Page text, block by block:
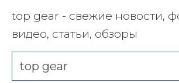
top gear - свежие новости,
видео, статьи, обзоры